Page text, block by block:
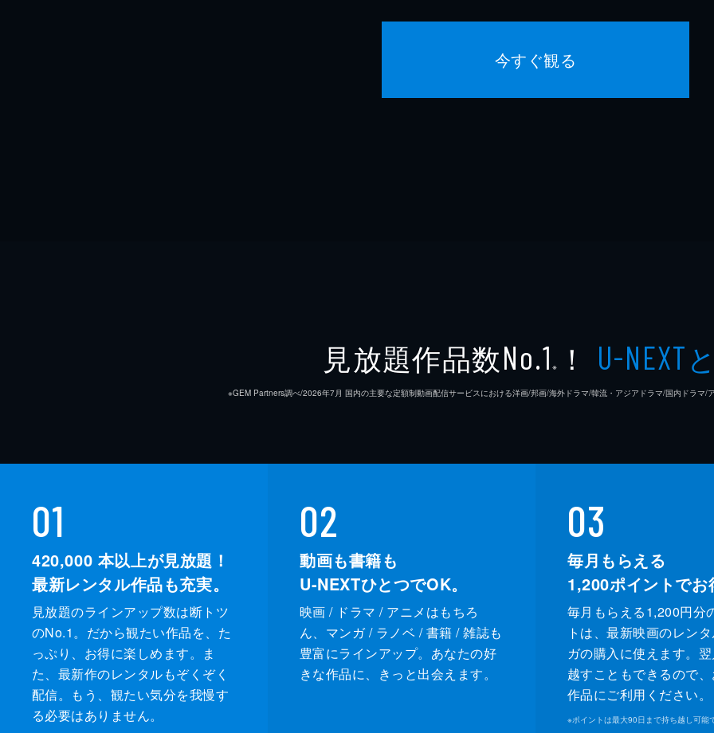
今すぐ観る
見放題作品数No.1 ※ ！ U-NEXT
※GEM Partners調べ/2026年7⽉ 国内の主要な定額制動画配信サービスにおける洋画/邦画/海外ドラマ/韓流・アジアドラマ/国内ドラマ/
01
420,000 本以上が見放題！
最新レンタル作品も充実。
見放題のラインアップ数は断トツ
のNo.1。だから観たい作品を、た
っぷり、お得に楽しめます。ま
た、最新作のレンタルもぞくぞく
配信。もう、観たい気分を我慢す
る必要はありません。
02
動画も書籍も
U-NEXTひとつでOK。
映画 / ドラマ / アニメはもちろ
ん、マンガ / ラノベ / 書籍 / 雑誌も
豊富にラインアップ。あなたの好
きな作品に、きっと出会えます。
03
毎月もらえる
1,200ポイントでお
毎月もらえる1,200円分
トは、最新映画のレン
ガの購入に使えます。
越すこともできるので
作品にご利用ください。
※ポイントは最大90日まで持ち越し可能